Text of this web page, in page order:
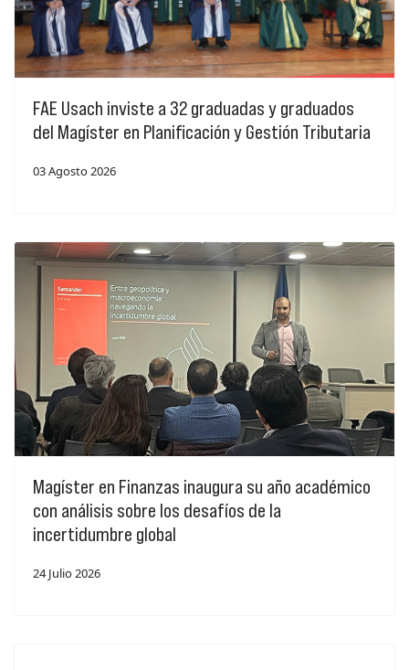
FAE Usach inviste a 32 graduadas y graduados
del Magíster en Planificación y Gestión Tributaria
03 Agosto 2026
Magíster en Finanzas inaugura su año académico
con análisis sobre los desafíos de la
incertidumbre global
24 Julio 2026